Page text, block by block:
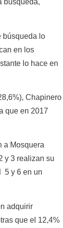
búsqueda,
búsqueda lo
en los
lo hace en
Chapinero
que en 2017
a Mosquera
y 3 realizan su
5 y 6 en un
adquirir
que el 12,4%